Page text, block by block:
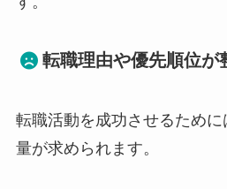
転職理由や優先順位が
転職活動を成功させるため
量が求められます。